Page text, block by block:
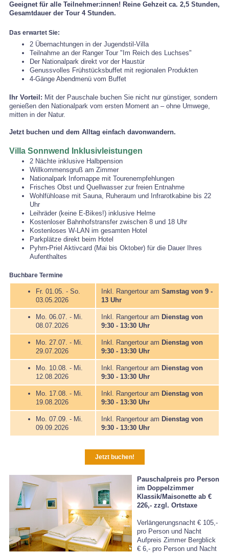
Geeignet für alle Teilnehmer:innen! Reine Gehzeit ca. 2,5 Stunden,
Gesamtdauer der Tour 4 Stunden.
Das erwartet Sie:
2 Übernachtungen in der Jugendstil-Villa
Teilnahme an der Ranger Tour "Im Reich des Luchses"
Der Nationalpark direkt vor der Haustür
Genussvolles Frühstücksbuffet mit regionalen Produkten
4-Gänge Abendmenü vom Buffet
Ihr Vorteil: Mit der Pauschale buchen Sie nicht nur günstiger, sondern
genießen den Nationalpark vom ersten Moment an – ohne Umwege,
mitten in der Natur.
Jetzt buchen und dem Alltag einfach davonwandern.
Villa Sonnwend Inklusivleistungen
2 Nächte inklusive Halbpension
Willkommensgruß am Zimmer
Nationalpark Infomappe mit Tourenempfehlungen
Frisches Obst und Quellwasser zur freien Entnahme
Wohlfühloase mit Sauna, Ruheraum und Infrarotkabine bis 22
Uhr
Leihräder (keine E-Bikes!) inklusive Helme
Kostenloser Bahnhofstransfer zwischen 8 und 18 Uhr
Kostenloses W-LAN im gesamten Hotel
Parkplätze direkt beim Hotel
Pyhrn-Priel Aktivcard (Mai bis Oktober) für die Dauer Ihres
Aufenthaltes
Buchbare Termine
Fr. 01.05. - So.
03.05.2026
Inkl. Rangertour am Samstag von 9 -
13 Uhr
Mo. 06.07. - Mi.
08.07.2026
Inkl. Rangertour am Dienstag von
9:30 - 13:30 Uhr
Mo. 27.07. - Mi.
29.07.2026
Inkl. Rangertour am Dienstag von
9:30 - 13:30 Uhr
Mo. 10.08. - Mi.
12.08.2026
Inkl. Rangertour am Dienstag von
9:30 - 13:30 Uhr
Mo. 17.08. - Mi.
19.08.2026
Inkl. Rangertour am Dienstag von
9:30 - 13:30 Uhr
Mo. 07.09. - Mi.
09.09.2026
Inkl. Rangertour am Dienstag von
9:30 - 13:30 Uhr
Jetzt buchen!
Pauschalpreis pro Person
im Doppelzimmer
Klassik/Maisonette ab €
226,- zzgl. Ortstaxe
Verlängerungsnacht € 105,-
pro Person und Nacht
Aufpreis Zimmer Bergblick
€ 6,- pro Person und Nacht